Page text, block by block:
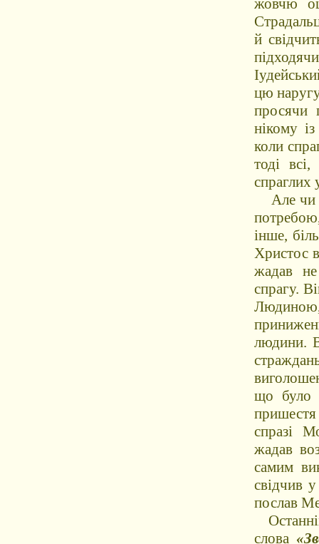
жовчю
й
цю
просячи
нікому
коли
тоді
Але чи
інше,
Христос
жадав
спрагу.
Людиною,
людини.
що було
пришестя
спразі
жадав
самим
свідчив
послав
слова